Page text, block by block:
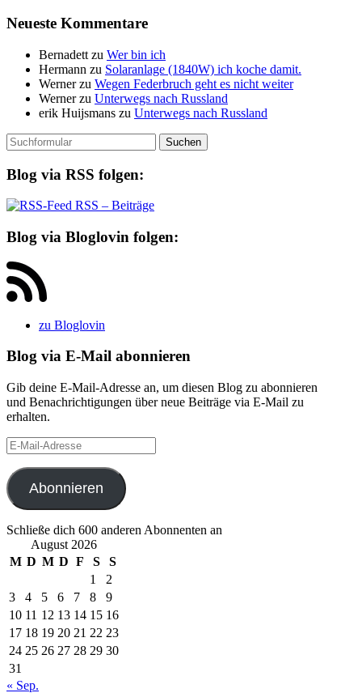
Neueste Kommentare
Bernadett zu Wer bin ich
Hermann zu Solaranlage (1840W) ich koche damit.
Wernerzu Wegen Federbruch geht es nicht weiter
Wernerzu Unterwegs nach Russland
erik Huijsmans zu Unterwegs nach Russland
Suchen
nach:
Blog via RSS folgen:
RSS – Beiträge
Blog via Bloglovin folgen:
zu Bloglovin
Blog via E-Mail abonnieren
Gib deine E-Mail-Adresse an, um diesen Blog zu abonnieren
und Benachrichtigungen über neue Beiträge via E-Mail zu
erhalten.
E-
Mail-
Adresse
Abonnieren
Schließe dich 600 anderen Abonnenten an
August 2026
M D M D F S
S
1
2
3
4 5 6 7 8
9
10 11 12 13 14 15 16
17 18 19 20 21 22 23
24 25 26 27 28 29 30
31
« Sep.